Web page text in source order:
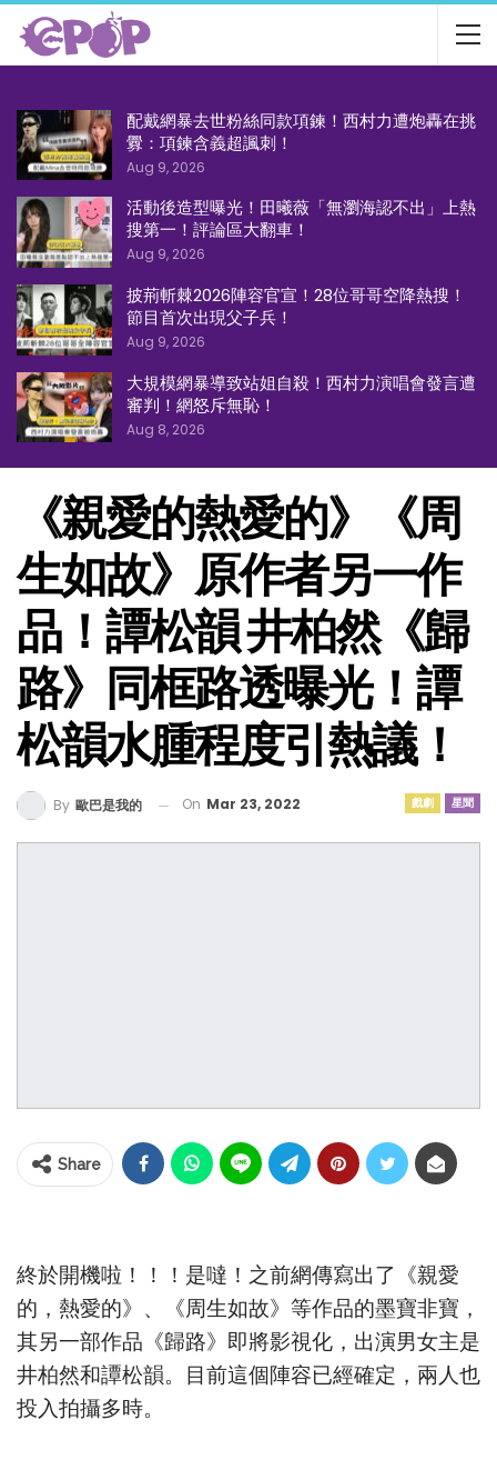
配戴網暴去世粉絲同款項鍊！西村力遭炮轟在挑
釁：項鍊含義超諷刺！
Aug 9, 2026
活動後造型曝光！田曦薇「無瀏海認不出」上熱
搜第一！評論區大翻車！
Aug 9, 2026
披荊斬棘2026陣容官宣！28位哥哥空降熱搜！
節目首次出現父子兵！
Aug 9, 2026
大規模網暴導致站姐自殺！西村力演唱會發言遭
審判！網怒斥無恥！
Aug 8, 2026
《親愛的熱愛的》《周
生如故》原作者另一作
品！譚松韻 井柏然《歸
路》同框路透曝光！譚
松韻水腫程度引熱議！
戲劇 星聞
By 歐巴是我的 On Mar 23, 2022
Share
終於開機啦！！！是噠！之前網傳寫出了《親愛
的，熱愛的》、《周生如故》等作品的墨寶非寶，
其另一部作品《歸路》即將影視化，出演男女主是
井柏然和譚松韻。目前這個陣容已經確定，兩人也
投入拍攝多時。